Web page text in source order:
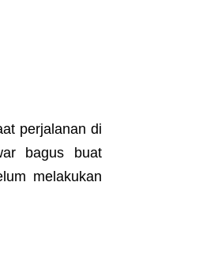
perjalanan di
bagus buat
melakukan